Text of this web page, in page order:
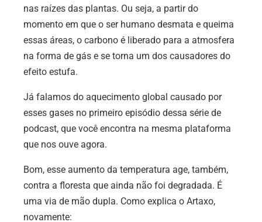
nas raízes das plantas. Ou seja, a partir do
momento em que o ser humano desmata e queima
essas áreas, o carbono é liberado para a atmosfera
na forma de gás e se torna um dos causadores do
efeito estufa.
Já falamos do aquecimento global causado por
esses gases no primeiro episódio dessa série de
podcast, que você encontra na mesma plataforma
que nos ouve agora.
Bom, esse aumento da temperatura age, também,
contra a floresta que ainda não foi degradada. É
uma via de mão dupla. Como explica o Artaxo,
novamente: